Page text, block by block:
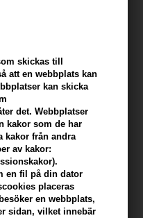
skickas till
att en webbplats kan
kan skicka
det. Webbplatser
kakor som de har
kakor från andra
av kakor:
en fil på din dator
placeras
en webbplats,
sidan, vilket innebär
and Conditioner
Brand: John Masters Organics